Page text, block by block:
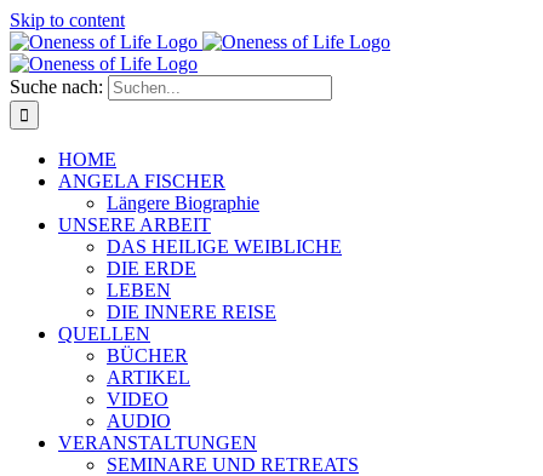
Skip to content
Suche nach:
HOME
ANGELA FISCHER
Längere Biographie
UNSERE ARBEIT
DAS HEILIGE WEIBLICHE
DIE ERDE
LEBEN
DIE INNERE REISE
QUELLEN
BÜCHER
ARTIKEL
VIDEO
AUDIO
VERANSTALTUNGEN
SEMINARE UND RETREATS